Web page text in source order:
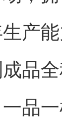
产
品
品